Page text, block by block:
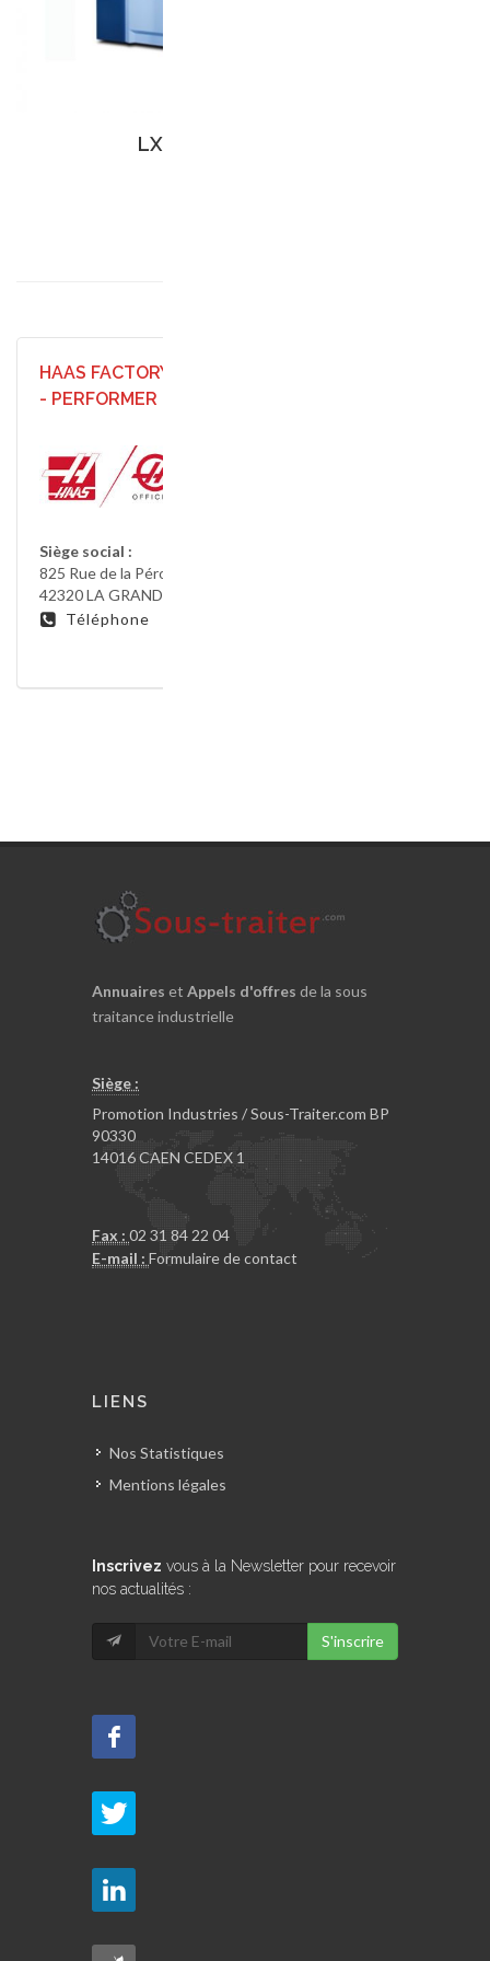
LX 160
HAAS FACTORY OUTLET
- PERFORMER CNC
Siège social :
825 Rue de la Péronnière
42320 LA GRAND CROIX
Téléphone
Annuaires et Appels d'offres de la sous
traitance industrielle
Siège :
Promotion Industries / Sous-Traiter.com BP
90330
14016 CAEN CEDEX 1
Fax : 02 31 84 22 04
E-mail : Formulaire de contact
LIENS
Nos Statistiques
Mentions légales
Inscrivez vous à la Newsletter pour recevoir
nos actualités :
S'inscrire